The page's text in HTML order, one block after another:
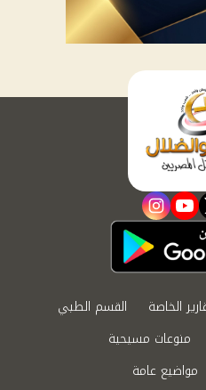
youtube
instagram
الخاصة
القسم الطبي
منوعات مسيحية
مواضيع عامة